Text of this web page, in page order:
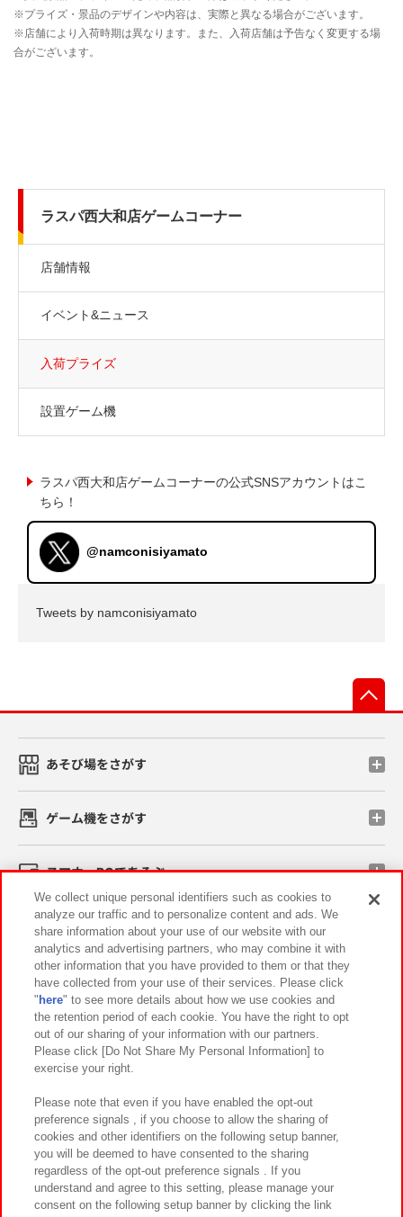
ラスパ西大和店ゲームコーナー
店舗情報
イベント&ニュース
入荷プライズ
設置ゲーム機
ラスパ西大和店ゲームコーナーの公式SNSアカウントはこ
ちら！
@namconisiyamato
Tweets by namconisiyamato
あそび場をさがす
ゲーム機をさがす
スマホ・PCであそぶ
イベント・キャンペーン
関連会社 サステナビリティ サイトポリシー
プライバシーポリシー ウェブアクセシビリティ方針と検証結果
お取引先さまとともに
カスタマーハラスメント対応方針 よくあるご質問・お問い合わせ
We collect unique personal identifiers such as cookies to
analyze our traffic and to personalize content and ads. We
share information about your use of our website with our
analytics and advertising partners, who may combine it with
other information that you have provided to them or that they
have collected from your use of their services. Please click
" here" to see more details about how we use cookies and
the retention period of each cookie. You have the right to opt
out of our sharing of your information with our partners.
Please click [Do Not Share My Personal Information] to
exercise your right.
Please note that even if you have enabled the opt-out
preference signals , if you choose to allow the sharing of
cookies and other identifiers on the following setup banner,
you will be deemed to have consented to the sharing
regardless of the opt-out preference signals . If you
understand and agree to this setting, please manage your
consent on the following setup banner by clicking the link